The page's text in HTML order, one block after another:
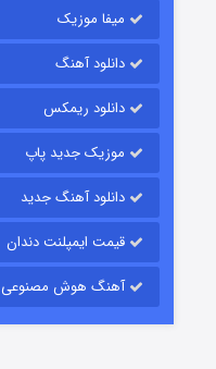
قسمت
میفا موزیک
دانلود آهنگ
دانلود ریمکس
موزیک جدید پاپ
دانلود آهنگ جدید
قیمت ایمپلنت دندان
آهنگ هوش مصنوعی